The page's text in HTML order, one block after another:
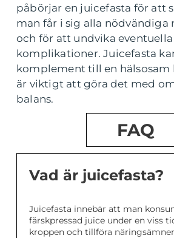
påbörjar en juicefasta för att
man får i sig alla nödvändiga
och för att undvika eventuella
komplikationer. Juicefasta
komplement till en hälsosam
är viktigt att göra det med
balans.
FAQ
Vad är juicefasta?
Juicefasta innebär att man
färskpressad juice under en viss
kroppen och tillföra